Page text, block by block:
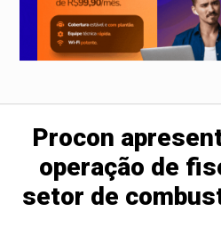
Procon
operação de
setor de